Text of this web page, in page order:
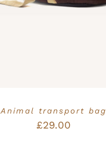
Animal transport bag
£29.00